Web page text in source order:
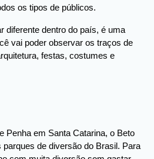
os tipos de públicos.
diferente dentro do país, é uma
vai poder observar os traços de
festas, costumes e
Penha em Santa Catarina, o Beto
de diversão do Brasil. Para